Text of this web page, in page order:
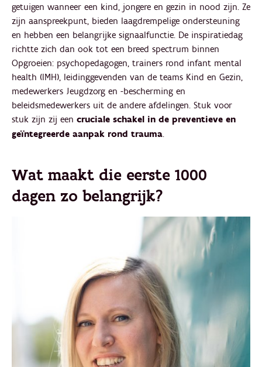
getuigen wanneer een kind, jongere en gezin in nood zijn. Ze
zijn aanspreekpunt, bieden laagdrempelige ondersteuning
en hebben een belangrijke signaalfunctie. De inspiratiedag
richtte zich dan ook tot een breed spectrum binnen
Opgroeien: psychopedagogen, trainers rond infant mental
health (IMH), leidinggevenden van de teams Kind en Gezin,
medewerkers Jeugdzorg en -bescherming en
beleidsmedewerkers uit de andere afdelingen. Stuk voor
stuk zijn zij een cruciale schakel in de preventieve en
geïntegreerde aanpak rond trauma.
Wat maakt die eerste 1000
dagen zo belangrijk?